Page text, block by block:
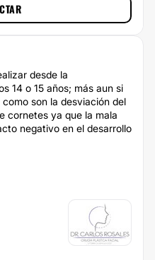
desde la
14 o 15 años; más aun si
son la desviación del
cornetes ya que la mala
negativo en el desarrollo